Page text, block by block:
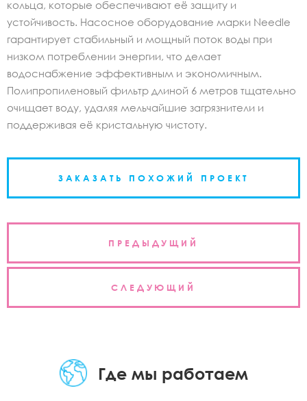
кольца, которые обеспечивают её защиту и
устойчивость. Насосное оборудование марки Needle
гарантирует стабильный и мощный поток воды при
низком потреблении энергии, что делает
водоснабжение эффективным и экономичным.
Полипропиленовый фильтр длиной 6 метров тщательно
очищает воду, удаляя мельчайшие загрязнители и
поддерживая её кристальную чистоту.
ЗАКАЗАТЬ ПОХОЖИЙ ПРОЕКТ
Навигация
записям
ПРЕДЫДУЩИЙ
СЛЕДУЮЩИЙ
Где мы работаем